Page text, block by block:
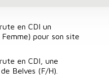
en CDI un
pour son site
en CDI, une
Belves (F/H).